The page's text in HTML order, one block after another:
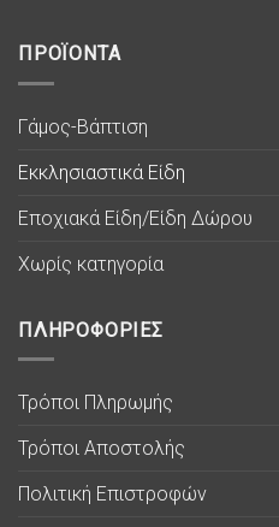
ΠΡΟΪΟΝΤΑ
Γάμος-Βάπτιση
Εκκλησιαστικά Είδη
Εποχιακά Είδη/Είδη Δώρου
Χωρίς κατηγορία
ΠΛΗΡΟΦΟΡΙΕΣ
Τρόποι Πληρωμής
Τρόποι Αποστολής
Πολιτική Επιστροφών